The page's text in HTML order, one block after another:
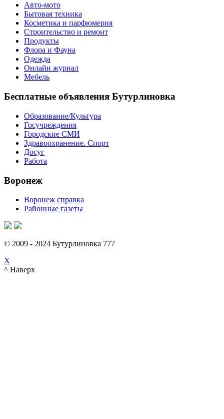
Авто-мото
Бытовая техника
Косметика и парфюмерия
Строительство и ремонт
Продукты
Флора и Фауна
Одежда
Онлайн журнал
Мебель
Бесплатные объявления Бутурлиновка
Образование/Культура
Госучреждения
Городские СМИ
Здравоохранение. Спорт
Досуг
Работа
Воронеж
Воронеж справка
Районные газеты
© 2009 - 2024 Бутурлиновка 777
X
^ Наверх